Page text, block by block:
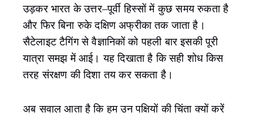
उड़कर भारत के उत्तर–पूर्वी हिस्सों में कुछ समय रुकता है
और फिर बिना रुके दक्षिण अफ्रीका तक जाता है।
सैटेलाइट टैगिंग से वैज्ञानिकों को पहली बार इसकी पूरी
यात्रा समझ में आई। यह दिखाता है कि सही शोध किस
तरह संरक्षण की दिशा तय कर सकता है।
अब सवाल आता है कि हम उन पक्षियों की चिंता क्यों करें